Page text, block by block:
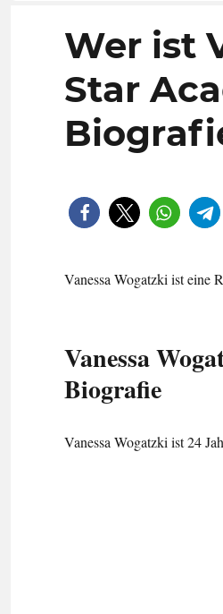
Wer ist
Star
Vanessa Wogatzki ist eine
Vanessa
Biografie
Vanessa Wogatzki ist 24